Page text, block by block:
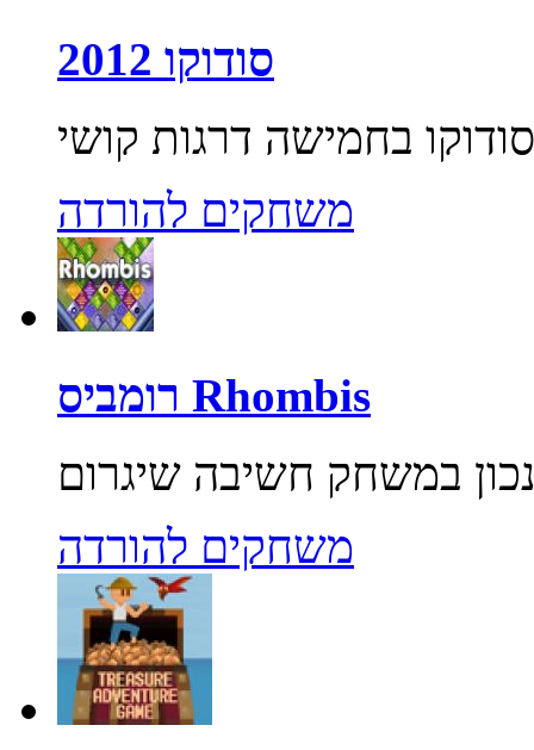
סודוקו 2012
משחקים להורדה
רומביס Rhombis
משחקים להורדה